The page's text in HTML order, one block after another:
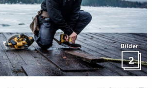
Bilder
2